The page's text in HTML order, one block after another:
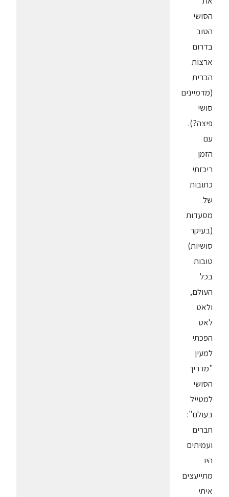
הסושי
הטוב
בדרום
ארצות
הברית
(מדמיינים
סושי
פיצה?).
עם
הזמן
ריכזתי
כתובות
של
מסעדות
(בעיקר
סושיות)
טובות
בכל
העולם,
ולאט
לאט
הפכתי
למעין
"מדריך
הסושי
למטייל
בעולם":
חברים
ועמיתים
היו
מתייעצים
איתי